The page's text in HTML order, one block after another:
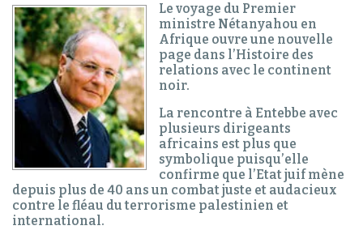
Le voyage du Premier
ministre Nétanyahou en
Afrique ouvre une nouvelle
page dans l’Histoire des
relations avec le continent
noir.
La rencontre à Entebbe avec
plusieurs dirigeants
africains est plus que
symbolique puisqu’elle
confirme que l’Etat juif mène
depuis plus de 40 ans un combat juste et audacieux
contre le fléau du terrorisme palestinien et
international.